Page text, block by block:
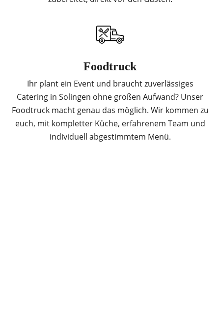
Foodtruck
Ihr plant ein Event und braucht zuverlässiges
Catering in Solingen ohne großen Aufwand? Unser
Foodtruck macht genau das möglich. Wir kommen zu
euch, mit kompletter Küche, erfahrenem Team und
individuell abgestimmtem Menü.